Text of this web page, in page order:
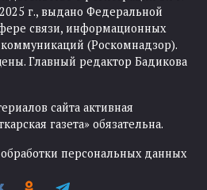
г., выдано Федеральной
связи, информационных
(Роскомнадзор).
Главный редактор Бадикова
сайта активная
газета» обязательна.
персональных данных